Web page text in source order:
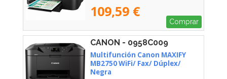
109,59 €
Comprar
CANON - 0958C009
Multifunción Canon MAXIFY
MB2750 WiFi/ Fax/ Dúplex/
Negra